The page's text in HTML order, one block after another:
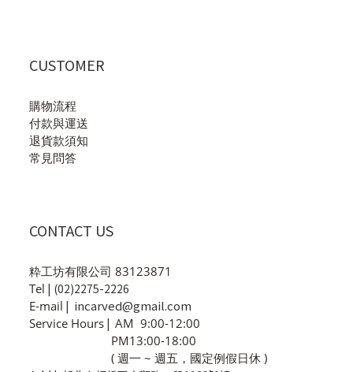
CUSTOMER
購物流程
付款與運送
退貨款須知
常見問答
CONTACT US
粋工坊有限公司 83123871
Tel | (02)2275-2226
E-mail | incarved@gmail.com
Service Hours | AM 9:00-12:00
PM13:00-18:00
( 週一 ~ 週五，國定例假日休 )